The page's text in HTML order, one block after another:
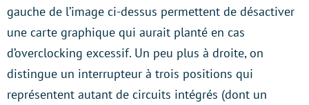
gauche de l’image ci-dessus permettent de désactiver
une carte graphique qui aurait planté en cas
d’overclocking excessif. Un peu plus à droite, on
distingue un interrupteur à trois positions qui
représentent autant de circuits intégrés (dont un